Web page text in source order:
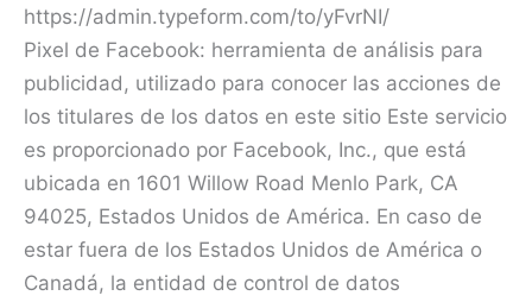
https://admin.typeform.com/to/yFvrNI/
Pixel de Facebook: herramienta de análisis para
publicidad, utilizado para conocer las acciones de
los titulares de los datos en este sitio Este servicio
es proporcionado por Facebook, Inc., que está
ubicada en 1601 Willow Road Menlo Park, CA
94025, Estados Unidos de América. En caso de
estar fuera de los Estados Unidos de América o
Canadá, la entidad de control de datos